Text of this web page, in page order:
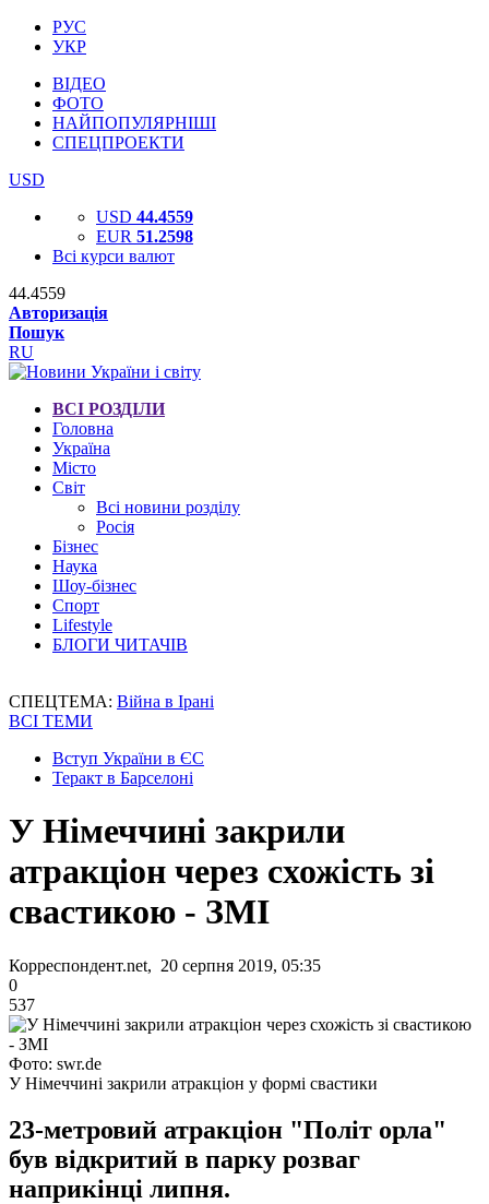
РУС
УКР
ВІДЕО
ФОТО
НАЙПОПУЛЯРНІШІ
СПЕЦПРОЕКТИ
USD
USD 44.4559
EUR 51.2598
Всі курси валют
44.4559
Авторизація
Пошук
RU
ВСІ РОЗДІЛИ
Головна
Україна
Місто
Світ
Всі новини розділу
Росія
Бізнес
Наука
Шоу-бізнес
Спорт
Lifestyle
БЛОГИ ЧИТАЧІВ
СПЕЦТЕМА: Війна в Ірані
ВСІ ТЕМИ
Вступ України в ЄС
Теракт в Барселоні
У Німеччині закрили
атракціон через схожість зі
свастикою - ЗМІ
Корреспондент.net, 20 серпня 2019, 05:35
0
537
Фото: swr.de
У Німеччині закрили атракціон у формі свастики
23-метровий атракціон "Політ орла"
був відкритий в парку розваг
наприкінці липня.